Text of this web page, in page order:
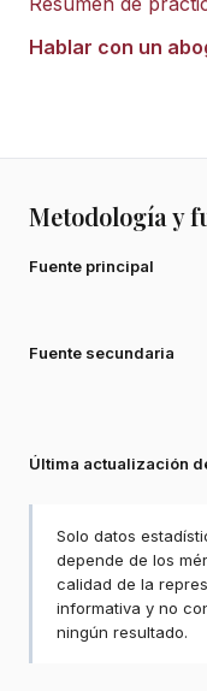
Hablar con un
Metodología y
Fuente principal
Fuente secundaria
Última actualización
Solo datos
depende de los
calidad de la
informativa y no
ningún resultado.